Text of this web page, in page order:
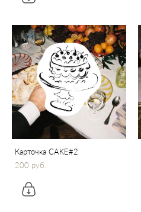
Карточка CAKE#2
200 pуб.